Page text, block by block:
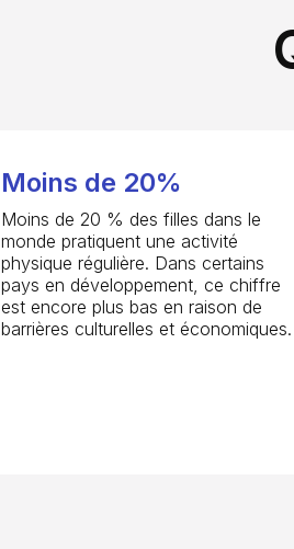
Moins de 20%
Moins de 20 % des filles dans le
monde pratiquent une activité
physique régulière. Dans certains
pays en développement, ce chiffre
est encore plus bas en raison de
barrières culturelles et économiques.